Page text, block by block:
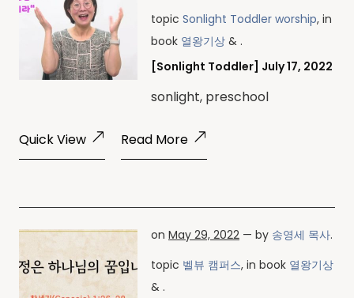
topic Sonlight Toddler worship, in
book 열왕기상 & .
[Sonlight Toddler] July 17, 2022
sonlight, preschool
Quick View Read More
on May 29, 2022 — by 송영세 목사.
topic 벨뷰 캠퍼스, in book 열왕기상
& .